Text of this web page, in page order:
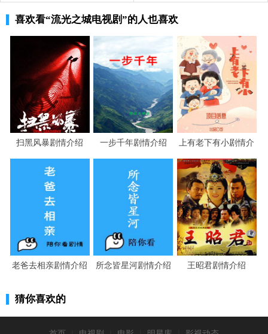
喜欢看“流光之城电视剧”的人也喜欢
扫黑风暴剧情介绍 一步千年剧情介绍
上有老下有小剧情介
绍
老爸去相亲剧情介绍 所念皆星河剧情介绍 王昭君剧情介绍
猜你喜欢的